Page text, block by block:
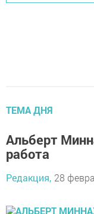
ТЕМА ДНЯ
Альберт
работа
Редакция, 28